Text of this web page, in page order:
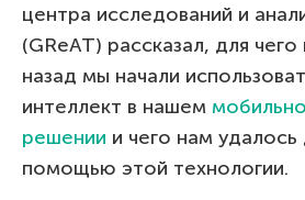
центра исследований и
(GReAT) рассказал, для
назад мы начали
интеллект в нашем
решении и чего нам удалось
помощью этой технологии.